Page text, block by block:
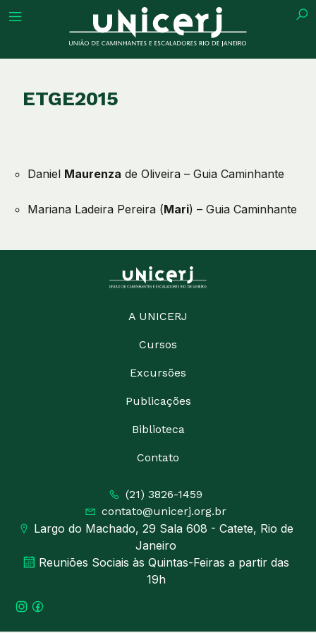
ETGE2015
Daniel Maurenza de Oliveira – Guia Caminhante
Mariana Ladeira Pereira (Mari) – Guia Caminhante
A UNICERJ
Cursos
Excursões
Publicações
Biblioteca
Contato
(21) 3826-1459
contato@unicerj.org.br
Largo do Machado, 29 Sala 608 - Catete, Rio de
Janeiro
Reuniões Sociais às Quintas-Feiras a partir das
19h